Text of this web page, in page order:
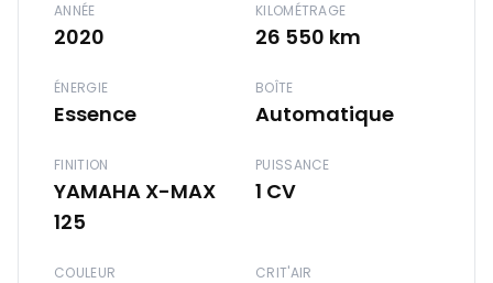
ANNÉE
2020
KILOMÉTRAGE
26 550 km
ÉNERGIE
Essence
BOÎTE
Automatique
FINITION
YAMAHA X-MAX
125
PUISSANCE
1 CV
COULEUR CRIT'AIR